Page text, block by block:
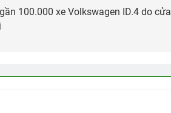
100.000 xe Volkswagen ID.4 do cửa